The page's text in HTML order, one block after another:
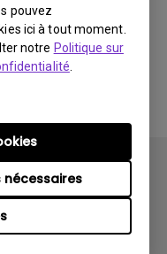
pouvez
ici à tout moment.
notre Politique sur
nécessaires